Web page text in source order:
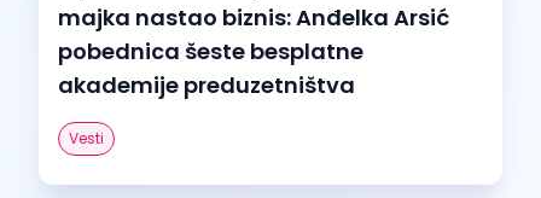
majka nastao biznis: Anđelka Arsić
pobednica šeste besplatne
akademije preduzetništva
Vesti